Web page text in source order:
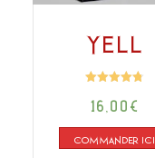
Yell
4.78
sur 5
16,00 €
COMMANDER ICI